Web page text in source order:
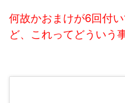
何故かおまけが6回付
ど、これってどういう